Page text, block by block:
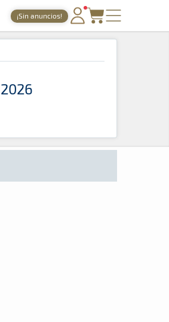
¡Sin anuncios!
PORTADA
TIEMPOS ONLINE
GALERÍAS
ARCHIVO